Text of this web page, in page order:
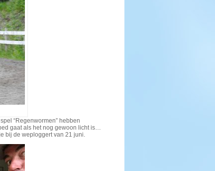
“Regenwormen” hebben
gaat als het nog gewoon licht is…
bij de weploggert van 21 juni.